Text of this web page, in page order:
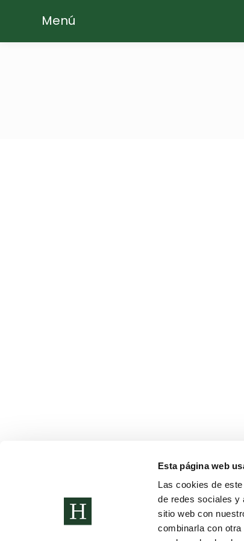
Esta página web
Las cookies de
de redes sociales y
sitio web con
combinarla con
Menú
Copyright © 2022. Todos los derechos
reservados
Política de
Canal de